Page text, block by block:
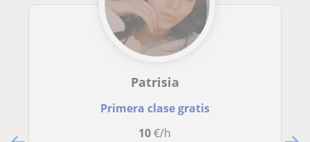
Patrisia
Primera clase gratis
10€/h